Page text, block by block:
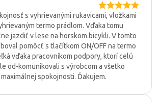
s vyhrievanými rukavicami, vložkami
termo prádlom. Vďaka tomu
jazdiť v lese na horskom bicykli. V tomto
pomôcť s tlačítkom ON/OFF na termo
vďaka pracovníkom podpory, ktorí celú
od-komunikovali s výrobcom a všetko
spokojnosti. Ďakujem.